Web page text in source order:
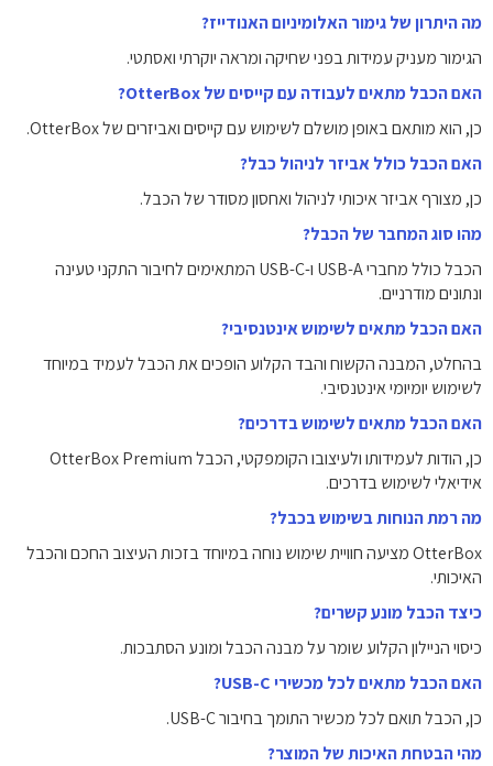
מה היתרון של גימור האלומיניום האנודייז?
הגימור מעניק עמידות בפני שחיקה ומראה יוקרתי ואסתטי.
האם הכבל מתאים לעבודה עם קייסים של OtterBox?
כן, הוא מותאם באופן מושלם לשימוש עם קייסים ואביזרים של OtterBox.
האם הכבל כולל אביזר לניהול כבל?
כן, מצורף אביזר איכותי לניהול ואחסון מסודר של הכבל.
מהו סוג המחבר של הכבל?
הכבל כולל מחברי USB-A ו-USB-C המתאימים לחיבור התקני טעינה
ונתונים מודרניים.
האם הכבל מתאים לשימוש אינטנסיבי?
בהחלט, המבנה הקשוח והבד הקלוע הופכים את הכבל לעמיד במיוחד
לשימוש יומיומי אינטנסיבי.
האם הכבל מתאים לשימוש בדרכים?
כן, הודות לעמידותו ולעיצובו הקומפקטי, הכבל OtterBox Premium
אידיאלי לשימוש בדרכים.
מה רמת הנוחות בשימוש בכבל?
OtterBox מציעה חוויית שימוש נוחה במיוחד בזכות העיצוב החכם והכבל
האיכותי.
כיצד הכבל מונע קשרים?
כיסוי הניילון הקלוע שומר על מבנה הכבל ומונע הסתבכות.
האם הכבל מתאים לכל מכשירי USB-C?
כן, הכבל תואם לכל מכשיר התומך בחיבור USB-C.
מהי הבטחת האיכות של המוצר?